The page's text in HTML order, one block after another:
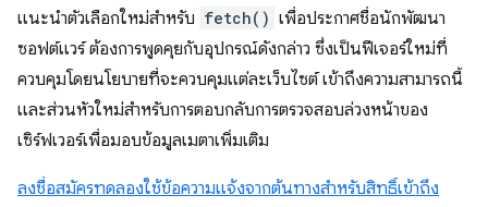
แนะนำตัวเลือกใหม่สำหรับ fetch() เพื่อประกาศชื่อนักพัฒนา
ซอฟต์แวร์ ต้องการพูดคุยกับอุปกรณ์ดังกล่าว ซึ่งเป็นฟีเจอร์ใหม่ที่
ควบคุมโดยนโยบายที่จะควบคุมแต่ละเว็บไซต์ เข้าถึงความสามารถนี้
และส่วนหัวใหม่สำหรับการตอบกลับการตรวจสอบล่วงหน้าของ
เซิร์ฟเวอร์เพื่อมอบข้อมูลเมตาเพิ่มเติม
ลงชื่อสมัครทดลองใช้ข้อความแจ้งจากต้นทางสำหรับสิทธิ์เข้าถึง